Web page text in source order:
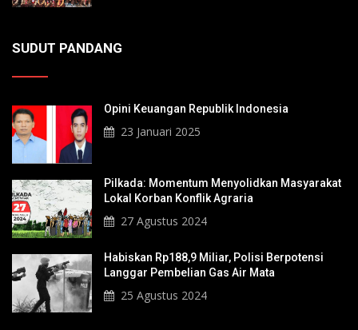
SUDUT PANDANG
Opini Keuangan Republik Indonesia
23 Januari 2025
Pilkada: Momentum Menyolidkan Masyarakat
Lokal Korban Konflik Agraria
27 Agustus 2024
Habiskan Rp188,9 Miliar, Polisi Berpotensi
Langgar Pembelian Gas Air Mata
25 Agustus 2024